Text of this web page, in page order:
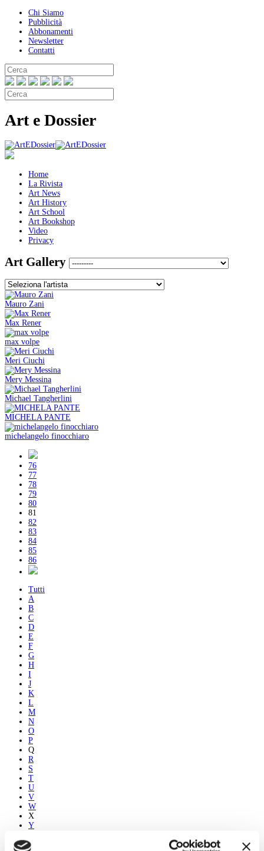
Chi Siamo
Pubblicità
Abbonamenti
Newsletter
Contatti
Art e Dossier
Home
La Rivista
Art News
Art History
Art School
Art Bookshop
Video
Privacy
Art Gallery
Mauro Zani
Max Rener
max volpe
Meri Ciuchi
Mery Messina
Michael Tangherlini
MICHELA PANTE
michelangelo finocchiaro
76
77
78
79
80
81
82
83
84
85
86
Tutti
A
B
C
D
E
F
G
H
I
J
K
L
M
N
O
P
Q
R
S
T
U
V
W
X
Y